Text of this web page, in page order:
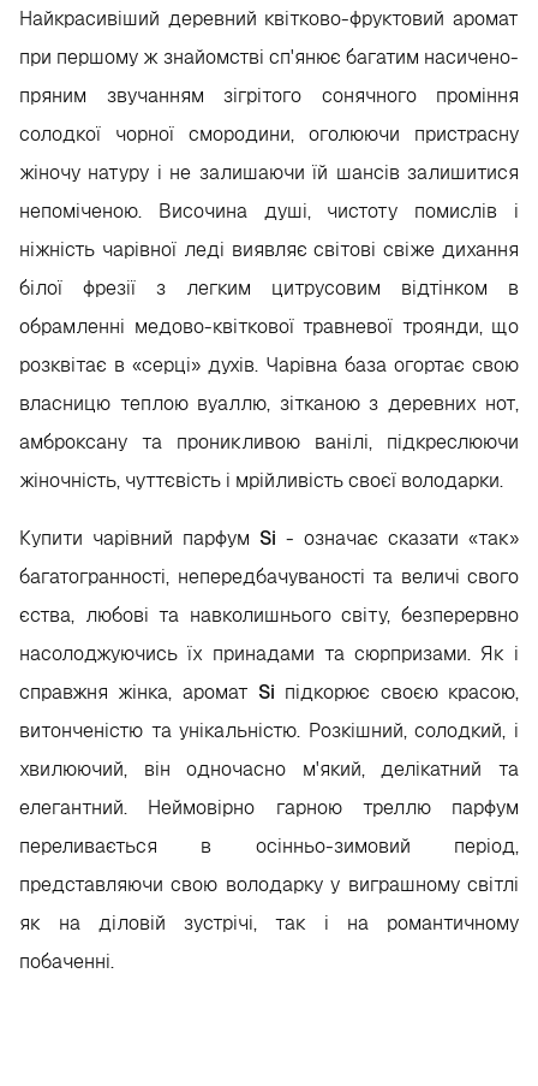
Найкрасивіший деревний квітково-фруктовий аромат
при першому ж знайомстві сп'янює багатим насичено-
пряним звучанням зігрітого сонячного проміння
солодкої чорної смородини, оголюючи пристрасну
жіночу натуру і не залишаючи їй шансів залишитися
непоміченою. Височина душі, чистоту помислів і
ніжність чарівної леді виявляє світові свіже дихання
білої фрезії з легким цитрусовим відтінком в
обрамленні медово-квіткової травневої троянди, що
розквітає в «серці» духів. Чарівна база огортає свою
власницю теплою вуаллю, зітканою з деревних нот,
амброксану та проникливою ванілі, підкреслюючи
жіночність, чуттєвість і мрійливість своєї володарки.
Купити чарівний парфум Si - означає сказати «так»
багатогранності, непередбачуваності та величі свого
єства, любові та навколишнього світу, безперервно
насолоджуючись їх принадами та сюрпризами. Як і
справжня жінка, аромат Si підкорює своєю красою,
витонченістю та унікальністю. Розкішний, солодкий, і
хвилюючий, він одночасно м'який, делікатний та
елегантний. Неймовірно гарною треллю парфум
переливається в осінньо-зимовий період,
представляючи свою володарку у виграшному світлі
як на діловій зустрічі, так і на романтичному
побаченні.